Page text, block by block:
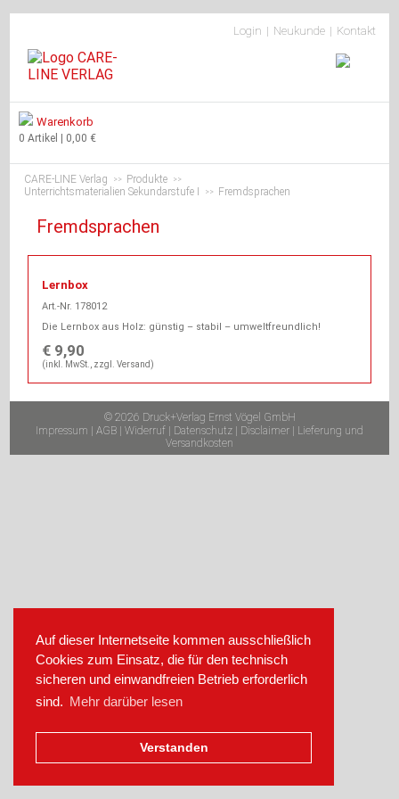
Auf dieser Internetseite kommen ausschließlich
Cookies zum Einsatz, die für den technisch
sicheren und einwandfreien Betrieb erforderlich
sind. Mehr darüber lesen
Verstanden
Login
Navigation
Neukunde Kontakt
Warenkorb
0 Artikel | 0,00 €
CARE-LINE Verlag >> Produkte >>
Unterrichtsmaterialien Sekundarstufe I >> Fremdsprachen
Fremdsprachen
Lernbox
Art.-Nr. 178012
Die Lernbox aus Holz: günstig – stabil – umweltfreundlich!
€ 9,90
(inkl. MwSt., zzgl. Versand)
© 2026 Druck+Verlag Ernst Vögel GmbH
Impressum
AGB Widerruf Datenschutz Disclaimer
Lieferung und
Versandkosten